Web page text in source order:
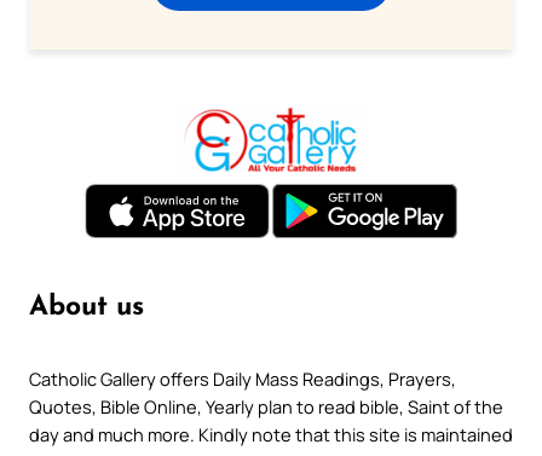
About us
Catholic Gallery offers Daily Mass Readings, Prayers,
Quotes, Bible Online, Yearly plan to read bible, Saint of the
day and much more. Kindly note that this site is maintained